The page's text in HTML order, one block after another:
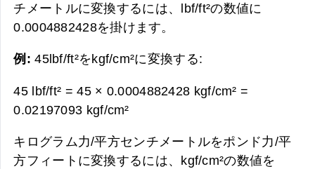
チメートルに変換するには、lbf/ft²の数値に
0.0004882428を掛けます。
例:45lbf/ft²をkgf/cm²に変換する:
45 lbf/ft² = 45 × 0.0004882428 kgf/cm² =
0.02197093 kgf/cm²
キログラム力/平方センチメートルをポンド力/平
方フィートに変換するには、kgf/cm²の数値を